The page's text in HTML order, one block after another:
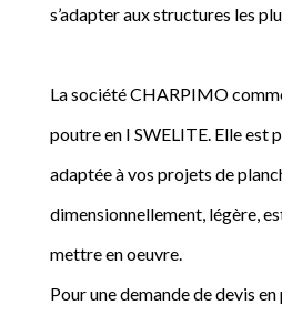
s’adapter aux structures les
La société CHARPIMO
poutre en I SWELITE. Elle est
adaptée à vos projets de
dimensionnellement, légère,
mettre en oeuvre.
Pour une demande de devis